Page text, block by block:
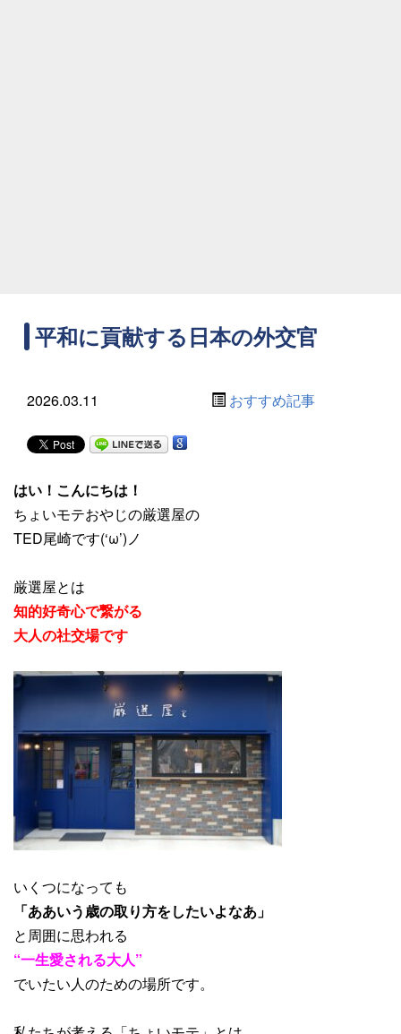
平和に貢献する日本の外交官
2026.03.11 おすすめ記事
はい！こんにちは！
ちょいモテおやじの厳選屋の
TED尾崎です(‘ω’)ノ
厳選屋とは
知的好奇心で繋がる
大人の社交場です
いくつになっても
「ああいう歳の取り方をしたいよなあ」
と周囲に思われる
“一生愛される大人”
でいたい人のための場所です。